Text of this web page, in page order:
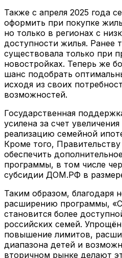
Также с апреля 2025 года
оформить при покупке
но только в регионах с
доступности жилья. Ранее
существовала только при
новостройках. Теперь же
шанс подобрать
исходя из своих
возможностей.
Государственная
усилена за счет
реализацию семейной
Кроме того,
обеспечить
программы, в том числе
субсидии ДОМ.РФ в
Таким образом, благодаря
расширению программы,
становится более
российских семей.
повышение лимитов,
диапазона детей и
вторичном рынке делают